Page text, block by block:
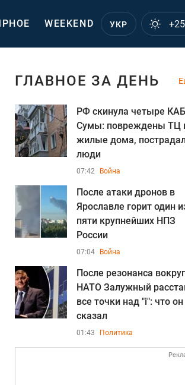
WEEKEND УКР
ГЛАВНОЕ ЗА ДЕНЬ
РФ скинула четыре
Сумы: повреждены ТЦ
жилые дома,
люди
07:42 Война
После атаки дронов в
Ярославле горит один
пяти крупнейших НПЗ
России
07:04 Война
После резонанса вокруг
НАТО Залужный
все точки над "i": что он
сказал
01:43 Политика